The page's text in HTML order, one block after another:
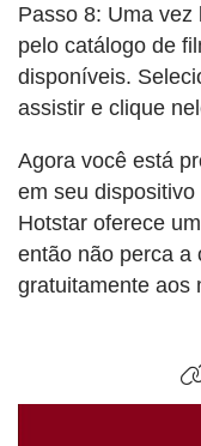
Passo 8: Uma
pelo catálogo de
disponíveis.
assistir e clique
Agora você está
em seu
Hotstar oferece
então não perca a
gratuitamente aos